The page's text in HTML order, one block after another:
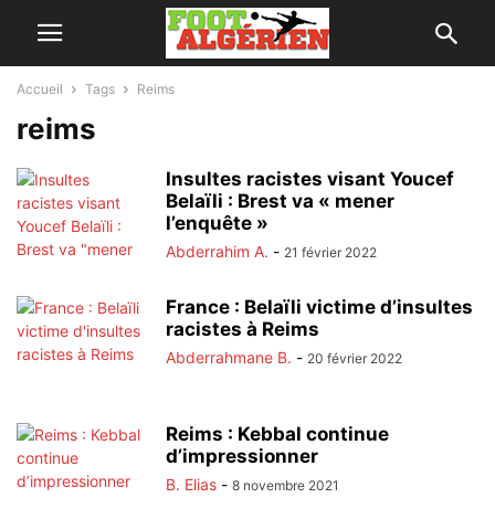
Accueil Tags Reims
reims
Insultes racistes visant Youcef
Belaïli : Brest va « mener
l’enquête »
Abderrahim A. - 21 février 2022
France : Belaïli victime d’insultes
racistes à Reims
Abderrahmane B. - 20 février 2022
Reims : Kebbal continue
d’impressionner
B. Elias - 8 novembre 2021